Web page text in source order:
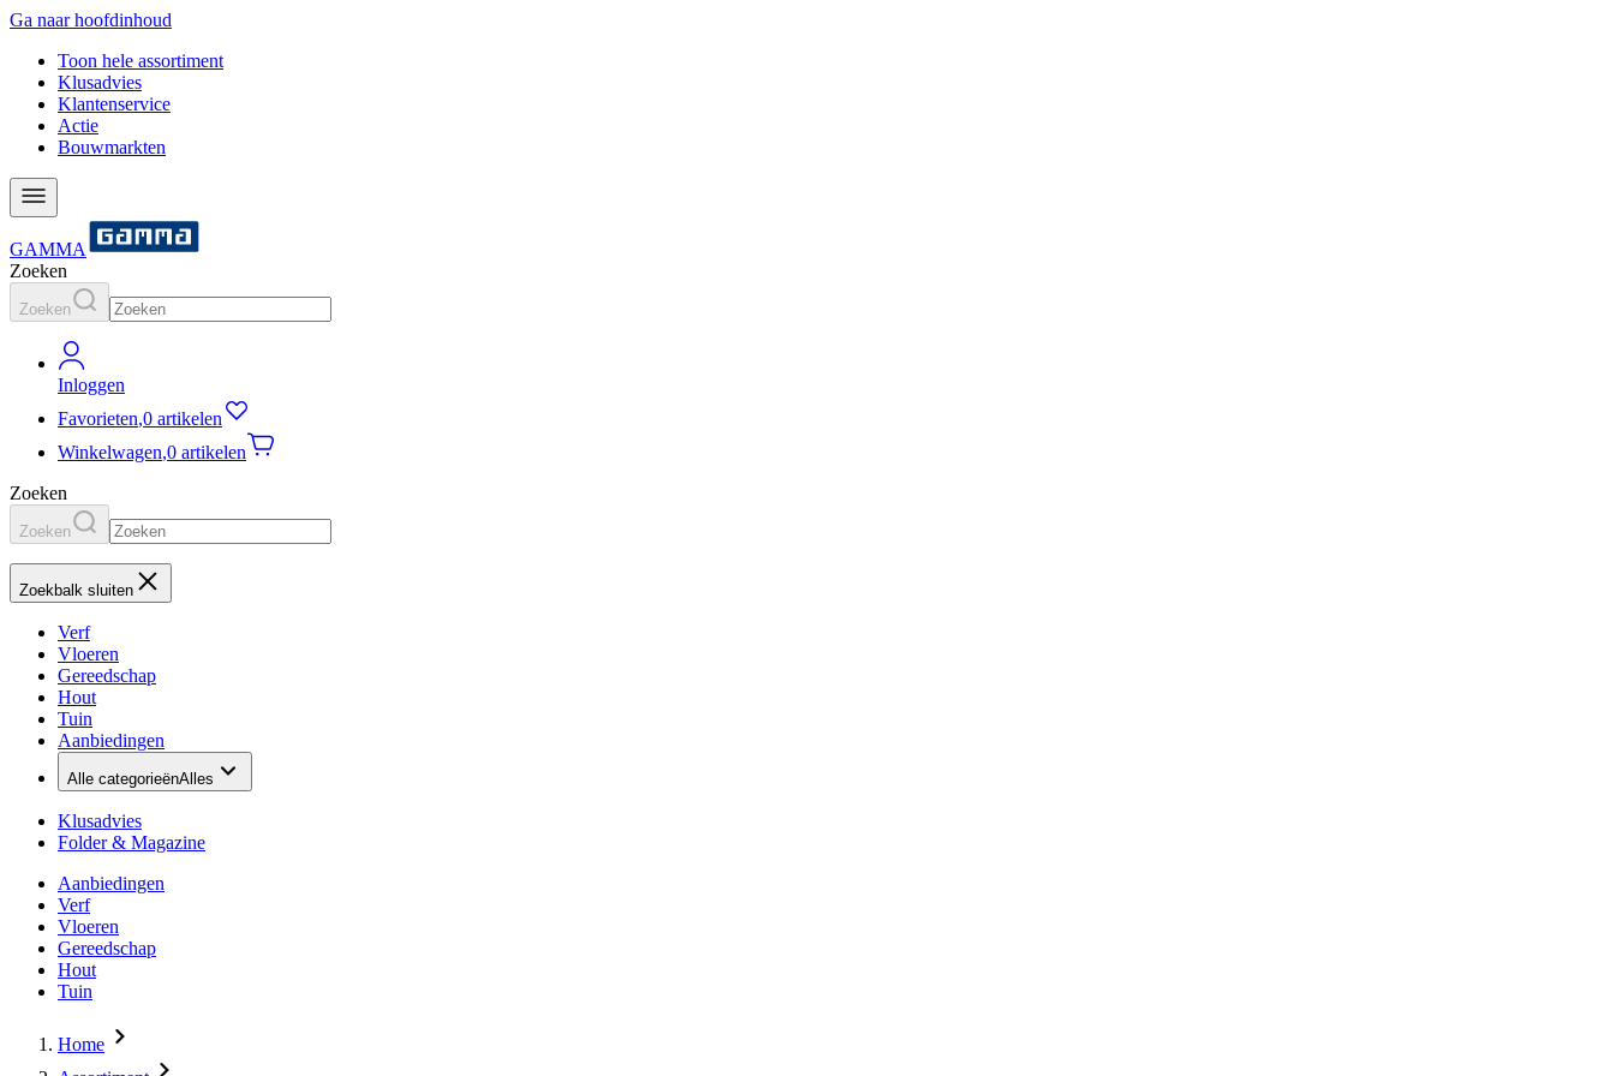
Ga naar hoofdinhoud
Toon hele assortiment
Klusadvies
Klantenservice
Actie
Bouwmarkten
GAMMA
Zoeken
Zoeken
Inloggen
Favorieten,0 artikelen
Winkelwagen,0 artikelen
Zoeken
Zoeken
Zoekbalk sluiten
Verf
Vloeren
Gereedschap
Hout
Tuin
Aanbiedingen
Alle categorieënAlles
Klusadvies
Folder & Magazine
Aanbiedingen
Verf
Vloeren
Gereedschap
Hout
Tuin
Home